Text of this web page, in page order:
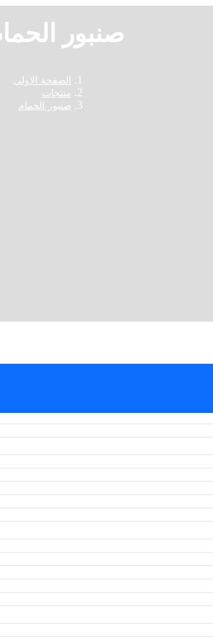
صنبور
الصفحة الاولى
منتجات
صنبور الحمام